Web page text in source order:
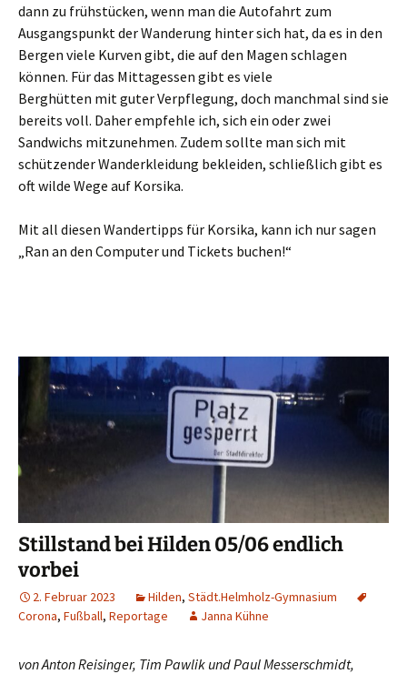
dann zu frühstücken, wenn man die Autofahrt zum
Ausgangspunkt der Wanderung hinter sich hat, da es in den
Bergen viele Kurven gibt, die auf den Magen schlagen
können. Für das Mittagessen gibt es viele
Berghütten mit guter Verpflegung, doch manchmal sind sie
bereits voll. Daher empfehle ich, sich ein oder zwei
Sandwichs mitzunehmen. Zudem sollte man sich mit
schützender Wanderkleidung bekleiden, schließlich gibt es
oft wilde Wege auf Korsika.
Mit all diesen Wandertipps für Korsika, kann ich nur sagen
„Ran an den Computer und Tickets buchen!“
Stillstand bei Hilden 05/06 endlich
vorbei
2. Februar 2023 Hilden, Städt.Helmholz-Gymnasium
Corona, Fußball, Reportage Janna Kühne
von Anton Reisinger, Tim Pawlik und Paul Messerschmidt,